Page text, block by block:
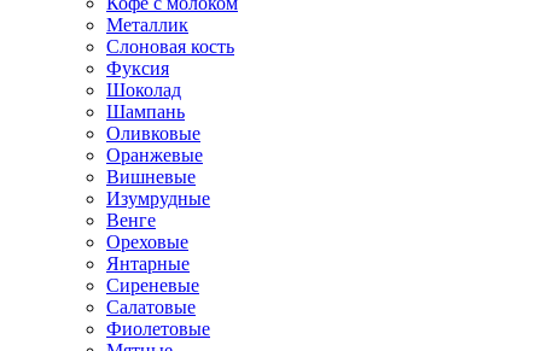
Металлик
Слоновая кость
Фуксия
Шоколад
Шампань
Оливковые
Оранжевые
Вишневые
Изумрудные
Венге
Ореховые
Янтарные
Сиреневые
Салатовые
Фиолетовые